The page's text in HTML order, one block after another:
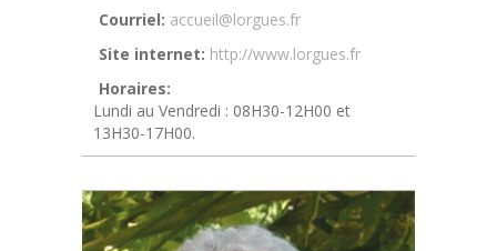
Courriel: accueil@lorgues.fr
Site internet: http://www.lorgues.fr
Horaires:
Lundi au Vendredi : 08H30-12H00 et
13H30-17H00.